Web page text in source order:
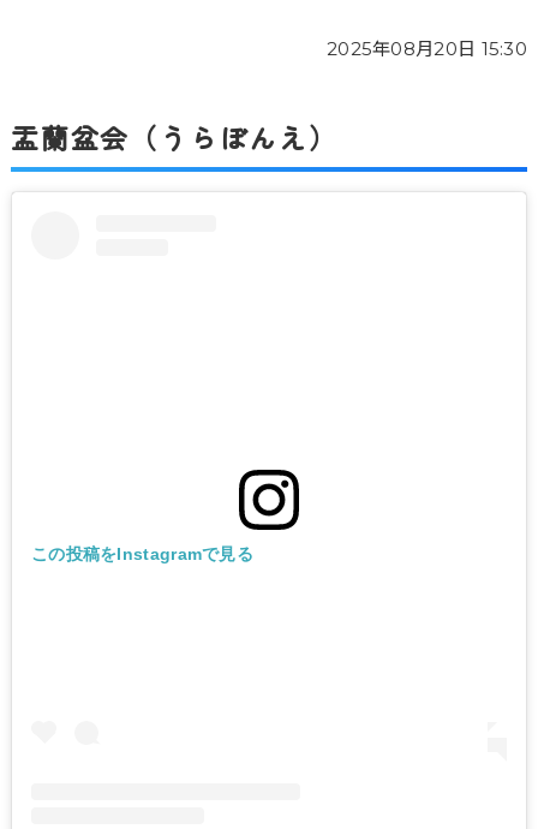
2025年08月20日 15:30
盂蘭盆会（うらぼんえ）
この投稿をInstagramで見る